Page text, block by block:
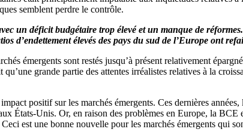
semblent perdre le contrôle.
un déficit budgétaire trop élevé et un manque de
d’endettement élevés des pays du sud de l’Europe ont
émergents sont restés jusqu’à présent relativement
grande partie des attentes irréalistes relatives à la
positif sur les marchés émergents. Ces dernières
États-Unis. Or, en raison des problèmes en Europe, la
est une bonne nouvelle pour les marchés émergents qui